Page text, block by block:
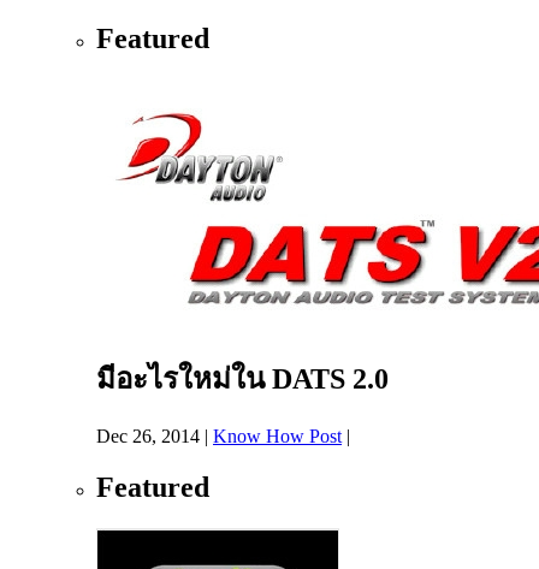
Featured
มีอะไรใหม่ใน DATS 2.0
Dec 26, 2014 | Know How Post |
Featured